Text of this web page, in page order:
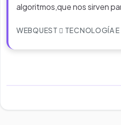
algoritmos,que nos sirven
WEBQUEST TECNOLOGÍA